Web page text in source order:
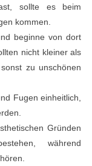
sollte es beim
kommen.
beginne von dort
nicht kleiner als
zu unschönen
Fugen einheitlich,
Gründen
während